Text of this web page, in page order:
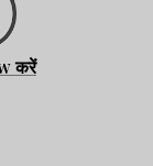
करें